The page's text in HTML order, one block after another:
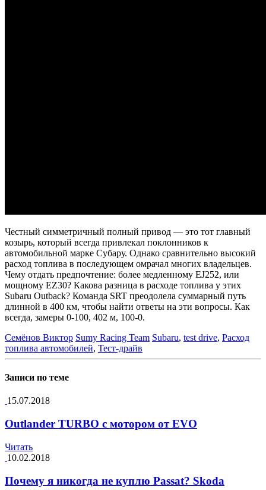
Честный симметричный полный привод — это тот главный
козырь, который всегда привлекал поклонников к
автомобильной марке Субару. Однако сравнительно высокий
расход топлива в последующем омрачал многих владельцев.
Чему отдать предпочтение: более медленному EJ252, или
мощному EZ30? Какова разница в расходе топлива у этих
Subaru Outback? Команда SRT преодолела суммарный путь
длинной в 400 км, чтобы найти ответы на эти вопросы. Как
всегда, замеры 0-100, 402 м, 100-0.
Семёнов Виктор Sumy Racing Team Subaru, test drive, Расход
топлива автомобилей, Тест-драйв
Записи по теме
15.07.2018
Outlander TURBO с мотором от EVO
Читать
10.02.2018
Почему я никогда не куплю Passat? Skoda